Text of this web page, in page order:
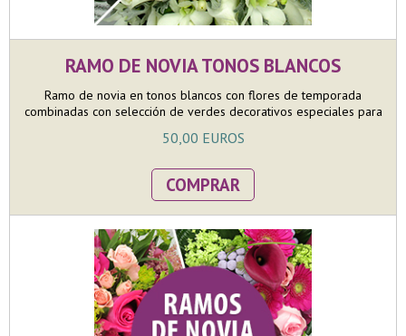
RAMO DE NOVIA TONOS BLANCOS
Ramo de novia en tonos blancos con flores de temporada
combinadas con selección de verdes decorativos especiales para
asegura que las flores serán de máxima calidad y duración.
temporada es mucho menor que cuando se utilizan flores que
vienen de importación, muchas veces de otro hemisferio, El
50,00 EUROS
COMPRAR